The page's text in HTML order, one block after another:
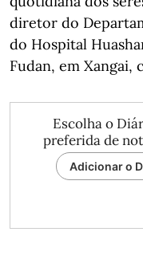
diretor do
do Hospital
Fudan, em
Escolha o
preferida de
Adicionar o